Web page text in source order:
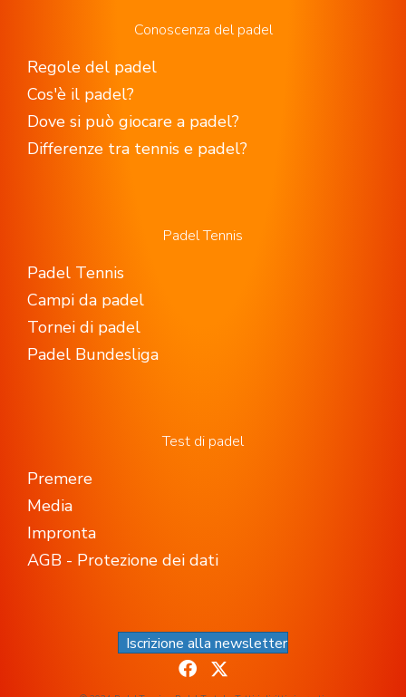
Conoscenza del padel
Regole del padel
Cos'è il padel?
Dove si può giocare a padel?
Differenze tra tennis e padel?
Padel Tennis
Padel Tennis
Campi da padel
Tornei di padel
Padel Bundesliga
Test di padel
Premere
Media
Impronta
AGB - Protezione dei dati
Iscrizione alla newsletter